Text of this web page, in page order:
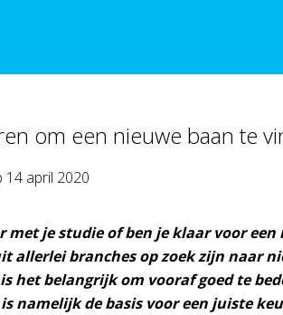
om een nieuwe baan te
14 april 2020
met je studie of ben je klaar voor
allerlei branches op zoek zijn naar
het belangrijk om vooraf goed te
namelijk de basis voor een juiste